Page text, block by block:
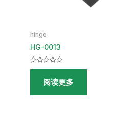
hinge
HG-0013
评
&sol;阅读更多